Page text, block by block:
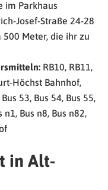
im Parkhaus
Josef-Straße 24-28
500 Meter, die ihr zu
RB10, RB11,
Höchst Bahnhof,
53, Bus 54, Bus 55,
n1, Bus n8, Bus n82,
in Alt-